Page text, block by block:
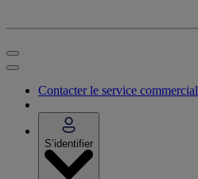
Contacter le service commercial
S’identifier